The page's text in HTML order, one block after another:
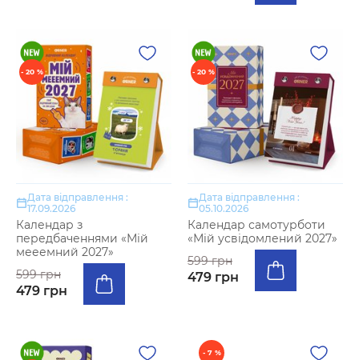
- 20 %
Дата відправлення :
17.09.2026
Календар з
передбаченнями «Мій
мееемний 2027»
599 грн
479 грн
- 20 %
Дата відправлення :
05.10.2026
Календар самотурботи
«Мій усвідомлений 2027»
599 грн
479 грн
- 7 %